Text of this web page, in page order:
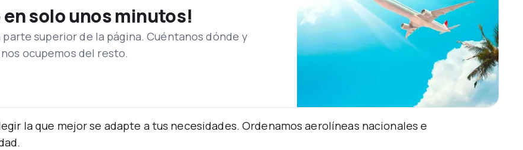
en solo unos minutos!
superior de la página. Cuéntanos dónde y
ocupemos del resto.
la que mejor se adapte a tus necesidades. Ordenamos aerolíneas nacionales e